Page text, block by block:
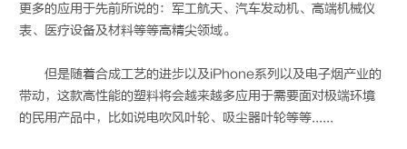
更多的应用于先前所说的：军工航天、汽车发动机、高端机械仪
表、医疗设备及材料等等高精尖领域。
但是随着合成工艺的进步以及iPhone系列以及电子烟产业的
带动，这款高性能的塑料将会越来越多应用于需要面对极端环境
的民用产品中，比如说电吹风叶轮、吸尘器叶轮等等......